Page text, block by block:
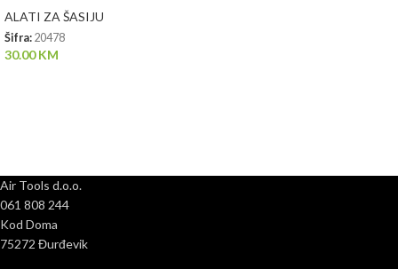
ALATI ZA ŠASIJU
Šifra: 20478
30.00KM
Air Tools d.o.o.
061 808 244
Kod Doma
75272 Đurđevik